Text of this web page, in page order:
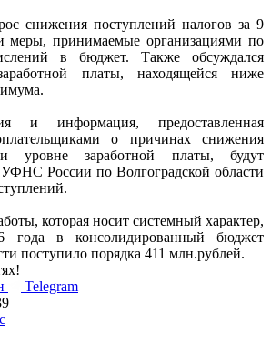
снижения поступлений налогов за 9
меры, принимаемые организациями по
в бюджет. Также обсуждался
платы, находящейся ниже
и информация, предоставленная
о причинах снижения
уровне заработной платы, будут
России по Волгоградской области
которая носит системный характер,
года в консолидированный бюджет
поступило порядка 411 млн.рублей.
Telegram